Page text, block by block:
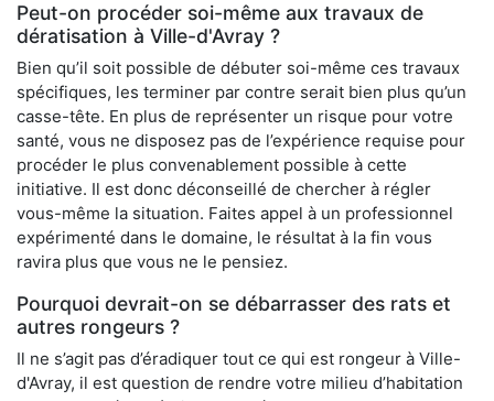
Peut-on procéder soi-même aux travaux de
dératisation à Ville-d'Avray ?
Bien qu’il soit possible de débuter soi-même ces travaux
spécifiques, les terminer par contre serait bien plus qu’un
casse-tête. En plus de représenter un risque pour votre
santé, vous ne disposez pas de l’expérience requise pour
procéder le plus convenablement possible à cette
initiative. Il est donc déconseillé de chercher à régler
vous-même la situation. Faites appel à un professionnel
expérimenté dans le domaine, le résultat à la fin vous
ravira plus que vous ne le pensiez.
Pourquoi devrait-on se débarrasser des rats et
autres rongeurs ?
Il ne s’agit pas d’éradiquer tout ce qui est rongeur à Ville-
d'Avray, il est question de rendre votre milieu d’habitation